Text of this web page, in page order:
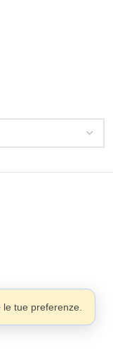
tue preferenze.